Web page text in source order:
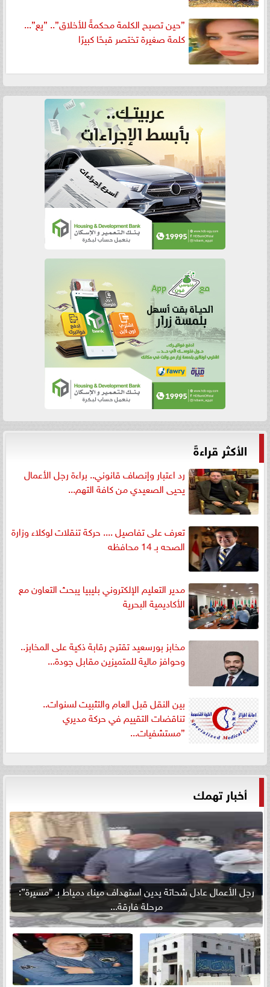
”حين تصبح الكلمة محكمةً للأخلاق”.. ”يع”...
كلمة صغيرة تختصر قبحًا كبيرًا
الأكثر قراءةً
رد اعتبار وإنصاف قانوني.. براءة رجل الأعمال
يحيى الصعيدي من كافة التهم...
تعرف على تفاصيل .... حركة تنقلات لوكلاء وزارة
الصحه بـ 14 محافظه
مدير التعليم الإلكتروني بليبيا يبحث التعاون مع
الأكاديمية البحرية
مخابز بورسعيد تقترح رقابة ذكية على المخابز..
وحوافز مالية للمتميزين مقابل جودة...
بين النقل قبل العام والتثبيت لسنوات..
تناقضات التقييم في حركة مديري
”مستشفيات...
أخبار تهمك
رجل الأعمال عادل شحاتة يدين استهداف ميناء دمياط بـ ”مسيرة”:
مرحلة فارقة...